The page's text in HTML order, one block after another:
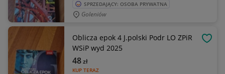
SPRZEDAJĄCY: OSOBA PRYWATNA
Goleniów
Oblicza epok 4 J.polski Podr LO ZPiR
WSiP wyd 2025
KUP TERAZ
48zł